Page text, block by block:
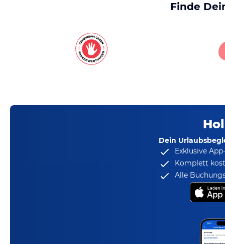
Finde
Dein
Exklusive
Komplett
Alle